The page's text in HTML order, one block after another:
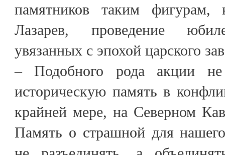
памятников таким
Лазарев, проведение
увязанных с эпохой царского
– Подобного рода акции
историческую память в
крайней мере, на Северном
Память о страшной для